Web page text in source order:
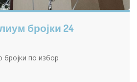
бројки 24
бројки по избор